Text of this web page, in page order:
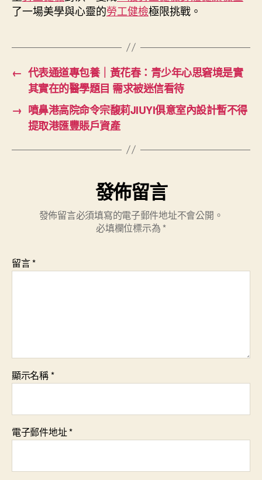
巡
班〉
了一場美學與心靈的勞工健檢極限挑戰。
← 代表通道專包養｜黃花春：青少年心思窘境是實
其實在的醫學題目 需求被迷信看待
→ 噴鼻港高院命令宗馥莉JIUYI俱意室內設計暫不得
提取港匯豐賬戶資產
發佈留言
發佈留言必須填寫的電子郵件地址不會公開。
必填欄位標示為 *
留言*
顯示名稱*
電子郵件地址*